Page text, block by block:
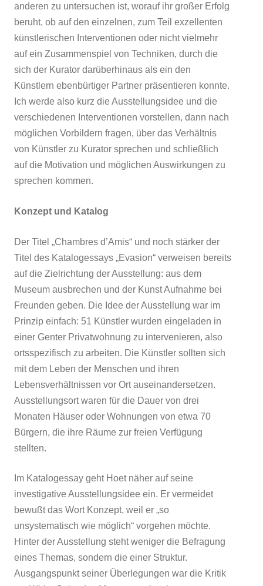
anderen zu untersuchen ist, worauf ihr großer Erfolg
beruht, ob auf den einzelnen, zum Teil exzellenten
künstlerischen Interventionen oder nicht vielmehr
auf ein Zusammenspiel von Techniken, durch die
sich der Kurator darüberhinaus als ein den
Künstlern ebenbürtiger Partner präsentieren konnte.
Ich werde also kurz die Ausstellungsidee und die
verschiedenen Interventionen vorstellen, dann nach
möglichen Vorbildern fragen, über das Verhältnis
von Künstler zu Kurator sprechen und schließlich
auf die Motivation und möglichen Auswirkungen zu
sprechen kommen.
Konzept und Katalog
Der Titel „Chambres d’Amis“ und noch stärker der
Titel des Katalogessays „Evasion“ verweisen bereits
auf die Zielrichtung der Ausstellung: aus dem
Museum ausbrechen und der Kunst Aufnahme bei
Freunden geben. Die Idee der Ausstellung war im
Prinzip einfach: 51 Künstler wurden eingeladen in
einer Genter Privatwohnung zu intervenieren, also
ortsspezifisch zu arbeiten. Die Künstler sollten sich
mit dem Leben der Menschen und ihren
Lebensverhältnissen vor Ort auseinandersetzen.
Ausstellungsort waren für die Dauer von drei
Monaten Häuser oder Wohnungen von etwa 70
Bürgern, die ihre Räume zur freien Verfügung
stellten.
Im Katalogessay geht Hoet näher auf seine
investigative Ausstellungsidee ein. Er vermeidet
bewußt das Wort Konzept, weil er „so
unsystematisch wie möglich“ vorgehen möchte.
Hinter der Ausstellung steht weniger die Befragung
eines Themas, sondern die einer Struktur.
Ausgangspunkt seiner Überlegungen war die Kritik